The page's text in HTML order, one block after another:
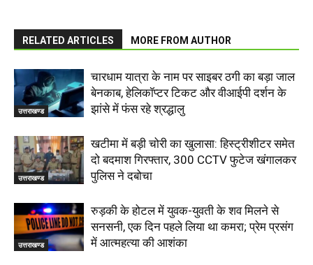
RELATED ARTICLES MORE FROM AUTHOR
उत्तराखण्ड
चारधाम यात्रा के नाम पर साइबर ठगी का बड़ा जाल
बेनकाब, हेलिकॉप्टर टिकट और वीआईपी दर्शन के
झांसे में फंस रहे श्रद्धालु
उत्तराखण्ड
खटीमा में बड़ी चोरी का खुलासा: हिस्ट्रीशीटर समेत
दो बदमाश गिरफ्तार, 300 CCTV फुटेज खंगालकर
पुलिस ने दबोचा
उत्तराखण्ड
रुड़की के होटल में युवक-युवती के शव मिलने से
सनसनी, एक दिन पहले लिया था कमरा; प्रेम प्रसंग
में आत्महत्या की आशंका